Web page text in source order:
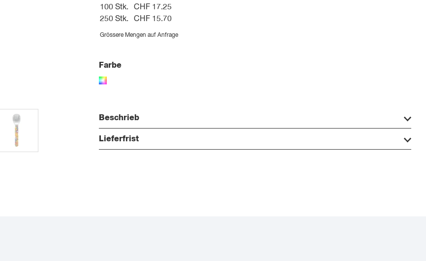
100 Stk.
CHF 17.25
250 Stk.
CHF 15.70
Grössere Mengen auf Anfrage
Farbe
Beschrieb
Lieferfrist